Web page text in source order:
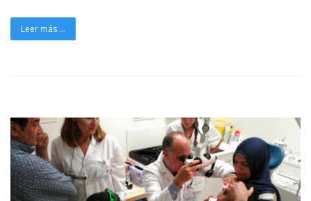
Leer más ...